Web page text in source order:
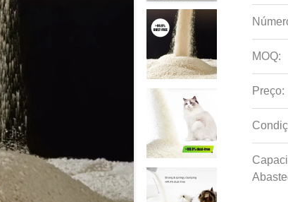
MOQ:
Preço: